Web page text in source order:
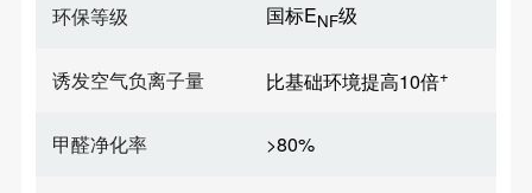
环保等级 国标ENF级
诱发空气负离子量 比基础环境提高10倍+
甲醛净化率 >80%